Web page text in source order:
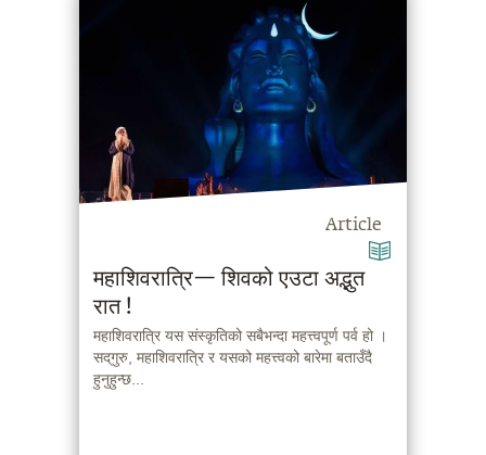
Article
महाशिवरात्रि— शिवको एउटा अद्भुत
रात !
महाशिवरात्रि यस संस्कृतिको सबैभन्दा महत्त्वपूर्ण पर्व हो ।
सद्‌गुरु, महाशिवरात्रि र यसको महत्त्वको बारेमा बताउँदै
हुनुहुन्छ...